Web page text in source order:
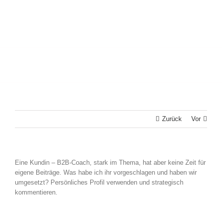
Zurück Vor
Eine Kundin – B2B-Coach, stark im Thema, hat aber keine Zeit für
eigene Beiträge. Was habe ich ihr vorgeschlagen und haben wir
umgesetzt? Persönliches Profil verwenden und strategisch
kommentieren.